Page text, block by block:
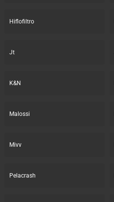
Hiflofiltro
Jt
K&N
Malossi
Mivv
Pelacrash